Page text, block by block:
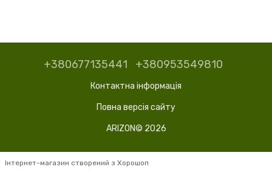
+380677135441 +380953549810
Контактна інформація
Повна версія сайту
ARIZON© 2026
Інтернет-магазин створений з Хорошоп